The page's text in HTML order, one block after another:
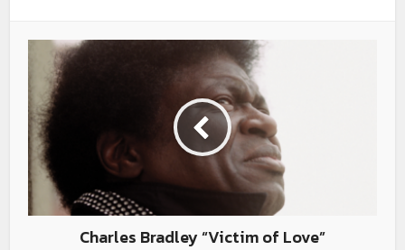
Charles Bradley “Victim of Love”